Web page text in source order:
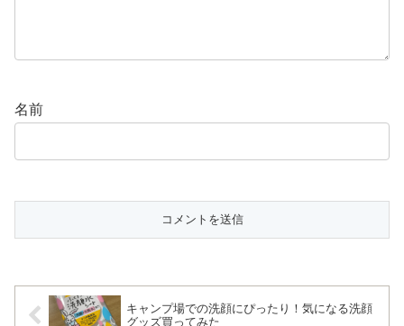
名前
キャンプ場での洗顔にぴったり！気になる洗顔
グッズ買ってみた